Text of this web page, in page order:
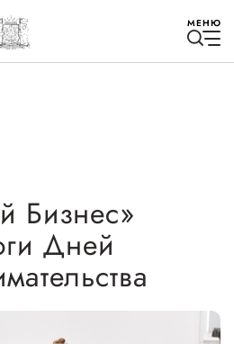
МЕНЮ
Бизнес»
Дней